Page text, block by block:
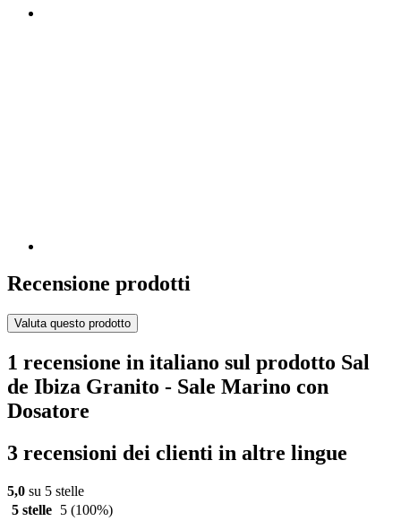
Recensione prodotti
Valuta questo prodotto
1 recensione in italiano sul prodotto Sal
de Ibiza Granito - Sale Marino con
Dosatore
3 recensioni dei clienti in altre lingue
5,0 su 5 stelle
5 stelle
5 (100%)